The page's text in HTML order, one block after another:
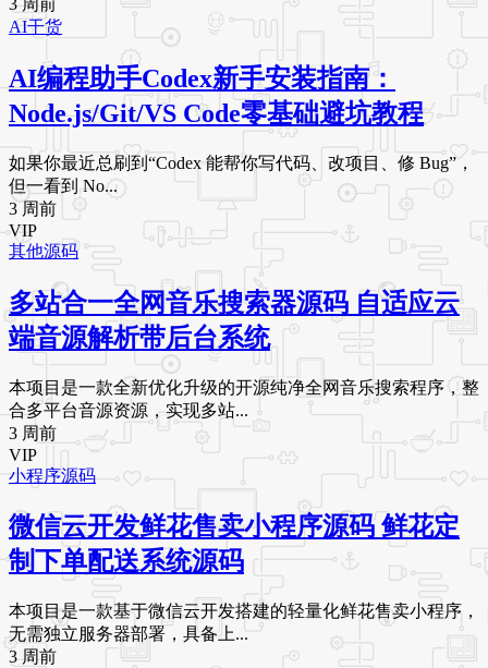
AI干货
AI编程助手Codex新手安装指南：
Node.js/Git/VS Code零基础避坑教程
如果你最近总刷到“Codex 能帮你写代码、改项目、修 Bug”，
但一看到 No...
3 周前
VIP
其他源码
多站合一全网音乐搜索器源码 自适应云
端音源解析带后台系统
本项目是一款全新优化升级的开源纯净全网音乐搜索程序，整
合多平台音源资源，实现多站...
3 周前
VIP
小程序源码
微信云开发鲜花售卖小程序源码 鲜花定
制下单配送系统源码
本项目是一款基于微信云开发搭建的轻量化鲜花售卖小程序，
无需独立服务器部署，具备上...
3 周前